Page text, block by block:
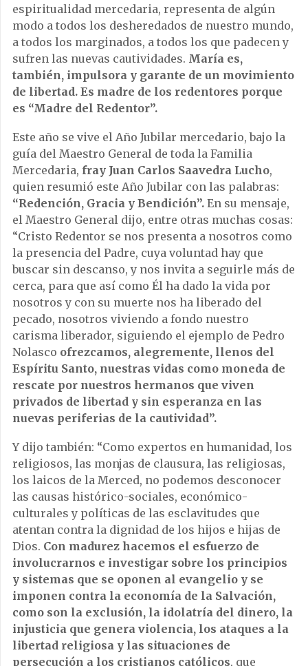
espiritualidad mercedaria, representa de algún
modo a todos los desheredados de nuestro mundo,
a todos los marginados, a todos los que padecen y
sufren las nuevas cautividades. María es,
también, impulsora y garante de un movimiento
de libertad. Es madre de los redentores porque
es “Madre del Redentor”.
Este año se vive el Año Jubilar mercedario, bajo la
guía del Maestro General de toda la Familia
Mercedaria, fray Juan Carlos Saavedra Lucho,
quien resumió este Año Jubilar con las palabras:
“Redención, Gracia y Bendición”. En su mensaje,
el Maestro General dijo, entre otras muchas cosas:
“Cristo Redentor se nos presenta a nosotros como
la presencia del Padre, cuya voluntad hay que
buscar sin descanso, y nos invita a seguirle más de
cerca, para que así como Él ha dado la vida por
nosotros y con su muerte nos ha liberado del
pecado, nosotros viviendo a fondo nuestro
carisma liberador, siguiendo el ejemplo de Pedro
Nolasco ofrezcamos, alegremente, llenos del
Espíritu Santo, nuestras vidas como moneda de
rescate por nuestros hermanos que viven
privados de libertad y sin esperanza en las
nuevas periferias de la cautividad”.
Y dijo también: “Como expertos en humanidad, los
religiosos, las monjas de clausura, las religiosas,
los laicos de la Merced, no podemos desconocer
las causas histórico-sociales, económico-
culturales y políticas de las esclavitudes que
atentan contra la dignidad de los hijos e hijas de
Dios. Con madurez hacemos el esfuerzo de
involucrarnos e investigar sobre los principios
y sistemas que se oponen al evangelio y se
imponen contra la economía de la Salvación,
como son la exclusión, la idolatría del dinero, la
injusticia que genera violencia, los ataques a la
libertad religiosa y las situaciones de
persecución a los cristianos católicos, que